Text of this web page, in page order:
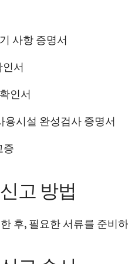
사항 증명서
서
인서
용시설 완성검사 증명서
증
고 방법
후, 필요한 서류를 준비